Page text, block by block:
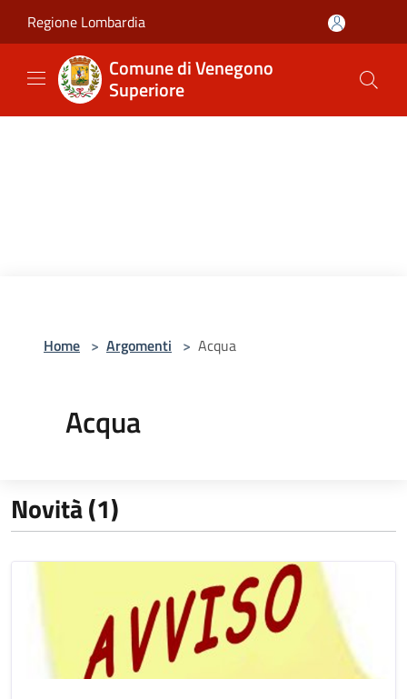
Regione Lombardia
Comune di Venegono
Superiore
Home > Argomenti > Acqua
Acqua
Novità (1)